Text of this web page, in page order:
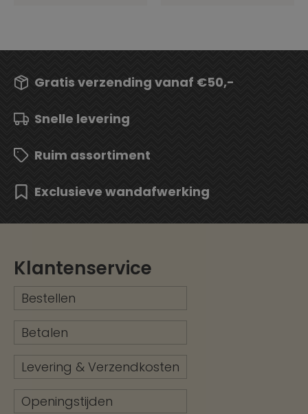
Gratis verzending vanaf €50,-
Snelle levering
Ruim assortiment
Exclusieve wandafwerking
Klantenservice
Bestellen
Betalen
Levering & Verzendkosten
Openingstijden